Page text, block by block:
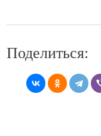
Поделиться: